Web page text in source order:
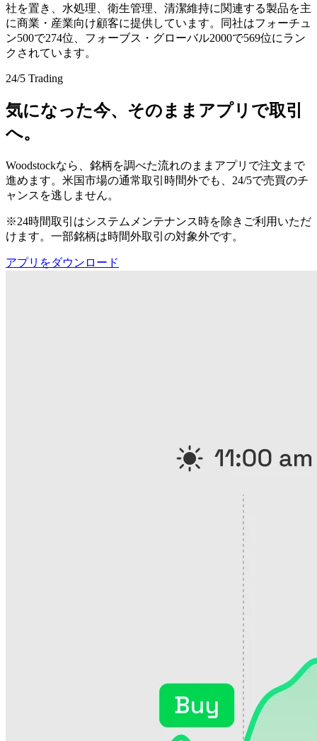
社を置き、水処理、衛生管理、清潔維持に関連する製品を主
に商業・産業向け顧客に提供しています。同社はフォーチュ
ン500で274位、フォーブス・グローバル2000で569位にラン
クされています。
24/5 Trading
気になった今、そのままアプリで取引
へ。
Woodstockなら、銘柄を調べた流れのままアプリで注文まで
進めます。米国市場の通常取引時間外でも、24/5で売買のチ
ャンスを逃しません。
※24時間取引はシステムメンテナンス時を除きご利用いただ
けます。一部銘柄は時間外取引の対象外です。
アプリをダウンロード